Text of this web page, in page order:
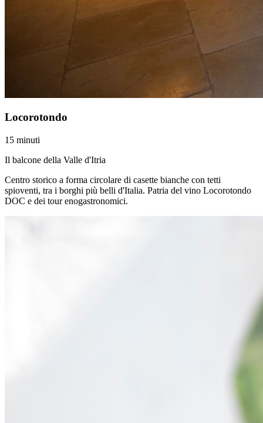
Locorotondo
15 minuti
Il balcone della Valle d'Itria
Centro storico a forma circolare di casette bianche con tetti
spioventi, tra i borghi più belli d'Italia. Patria del vino Locorotondo
DOC e dei tour enogastronomici.